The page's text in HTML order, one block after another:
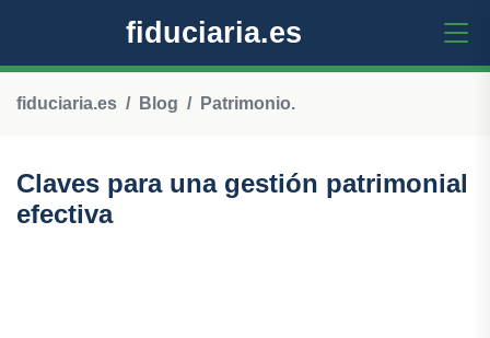
fiduciaria.es
fiduciaria.es Blog Patrimonio.
Claves para una gestión patrimonial
efectiva